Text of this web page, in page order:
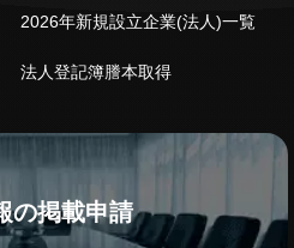
2026年新規設立企業(法人)一覧
法人登記簿謄本取得
の掲載申請